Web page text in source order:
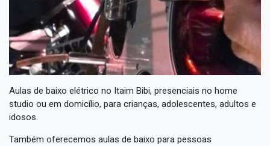
Aulas de baixo elétrico no Itaim Bibi, presenciais no home
studio ou em domicílio, para crianças, adolescentes, adultos e
idosos.
Também oferecemos aulas de baixo para pessoas